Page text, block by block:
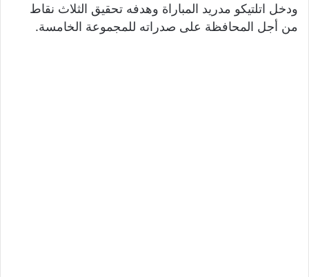
ودخل اتلتيكو مدريد المباراة وهدفه تحقيق الثلاث نقاط
من أجل المحافظة على صدراته للمجموعة الخامسة.